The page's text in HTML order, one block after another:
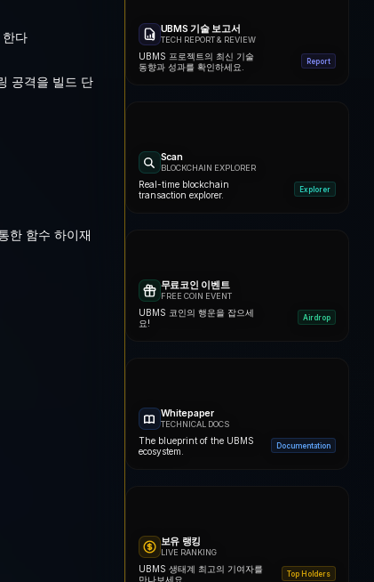
다
공격을 빌드 단
한 함수 하이재
UBMS 기술 보고서
TECH REPORT & REVIEW
UBMS 프로젝트의 최신 기술
동향과 성과를 확인하세요.
Report
Scan
BLOCKCHAIN EXPLORER
Real-time blockchain
transaction explorer.
Explorer
무료코인 이벤트
FREE COIN EVENT
UBMS 코인의 행운을 잡으세
요!
Airdrop
Whitepaper
TECHNICAL DOCS
The blueprint of the UBMS
ecosystem.
Documentation
보유 랭킹
LIVE RANKING
UBMS 생태계 최고의 기여자를
만나보세요.
Top Holders